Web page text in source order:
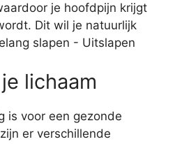
je hoofdpijn krijgt
Dit wil je natuurlijk
lichaam
is voor een gezonde
er verschillende